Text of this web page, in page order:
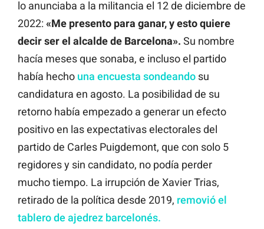
lo anunciaba a la militancia el 12 de diciembre de
2022: «Me presento para ganar, y esto quiere
decir ser el alcalde de Barcelona». Su nombre
hacía meses que sonaba, e incluso el partido
había hecho una encuesta sondeando su
candidatura en agosto. La posibilidad de su
retorno había empezado a generar un efecto
positivo en las expectativas electorales del
partido de Carles Puigdemont, que con solo 5
regidores y sin candidato, no podía perder
mucho tiempo. La irrupción de Xavier Trias,
retirado de la política desde 2019, removió el
tablero de ajedrez barcelonés.